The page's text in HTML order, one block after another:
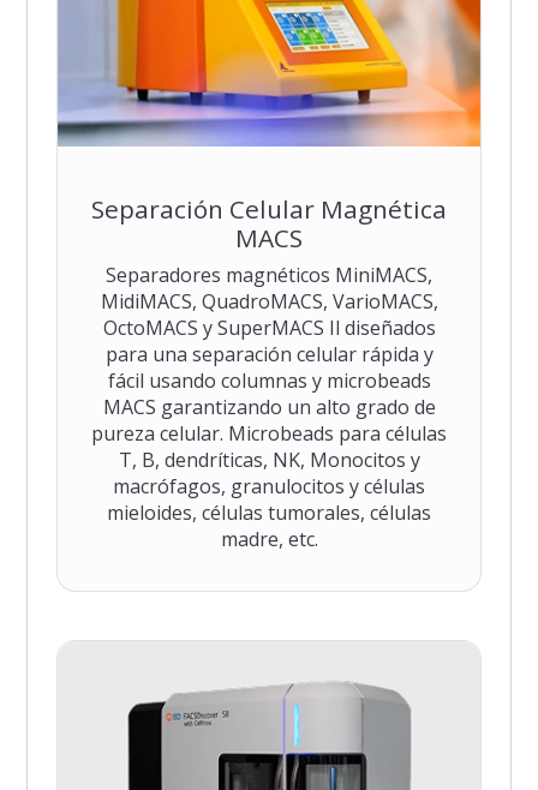
Separación Celular Magnética
MACS
Separadores magnéticos MiniMACS,
MidiMACS, QuadroMACS, VarioMACS,
OctoMACS y SuperMACS Il diseñados
para una separación celular rápida y
fácil usando columnas y microbeads
MACS garantizando un alto grado de
pureza celular. Microbeads para células
T, B, dendríticas, NK, Monocitos y
macrófagos, granulocitos y células
mieloides, células tumorales, células
madre, etc.